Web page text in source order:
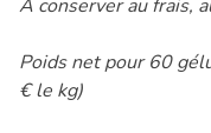
À conserver au frais,
Poids net pour 60
€ le kg)